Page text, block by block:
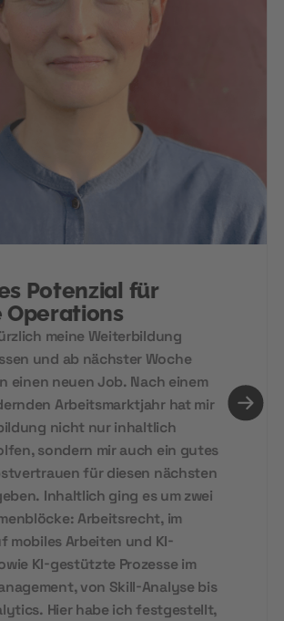
Potenzial für
Operations
meine Weiterbildung
und ab nächster Woche
einen neuen Job. Nach einem
Arbeitsmarktjahr hat mir
nicht nur inhaltlich
sondern mir auch ein gutes
für diesen nächsten
Inhaltlich ging es um zwei
Arbeitsrecht, im
mobiles Arbeiten und KI-
KI-gestützte Prozesse im
von Skill-Analyse bis
Hier habe ich festgestellt,